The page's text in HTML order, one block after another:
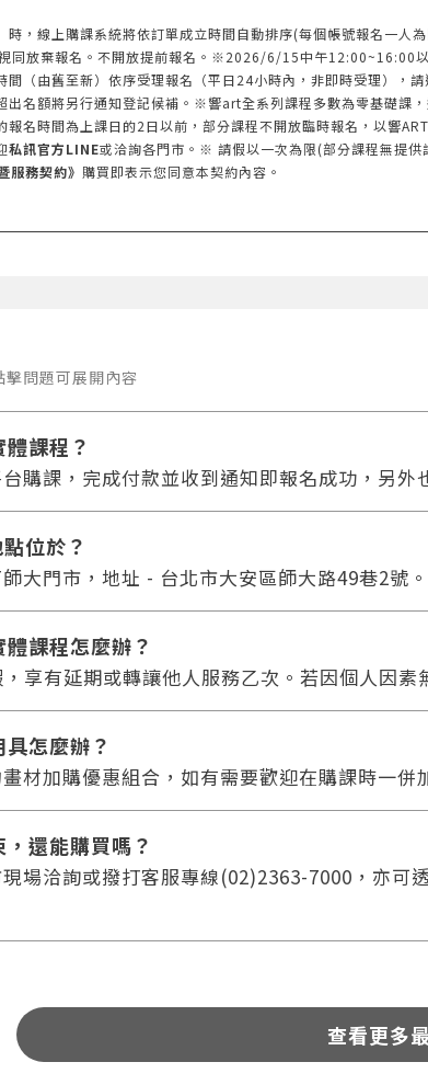
您將收到一封Email，請依照
系統偵測到您的帳號重
，線上購課系統將依訂單成立時間自動排序(每個帳號報名一人
同放棄報名。不開放提前報名。※2026/6/15中午12:00~16:00
間（由舊至新）依序受理報名（平日24小時內，非即時受理），
出名額將另行通知登記候補。※響art全系列課程多數為零基礎課
名時間為上課日的2日以前，部分課程不開放臨時報名，以響
私訊官方LINE或洽詢各門市。※ 請假以一次為限(部分課程無提
服務契約》 購買即表示您同意本契約內容。
擊問題可展開內容
課程？
購課，完成付款並收到通知即報名成功，另外
位於？
大門市，地址 - 台北市大安區師大路49巷2號。
課程怎麼辦？
享有延期或轉讓他人服務乙次。若因個人因素
具怎麼辦？
材加購優惠組合，如有需要歡迎在購課時一併
，還能購買嗎？
場洽詢或撥打客服專線(02)2363-7000，亦可
查看更多